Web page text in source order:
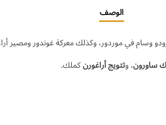
الوصف
وسام في موردور، وكذلك معركة غوندور ومصير
ساورون، وتتويج أراغورنكملك.